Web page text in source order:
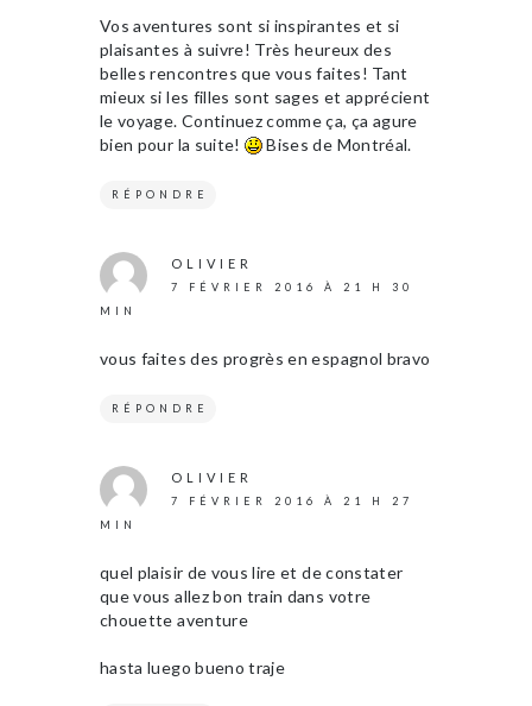
Vos aventures sont si inspirantes et si
plaisantes à suivre! Très heureux des
belles rencontres que vous faites! Tant
mieux si les filles sont sages et apprécient
le voyage. Continuez comme ça, ça agure
bien pour la suite!
Bises de Montréal.
RÉPONDRE
OLIVIER
7 FÉVRIER 2016 À 21 H 30
MIN
vous faites des progrès en espagnol bravo
RÉPONDRE
OLIVIER
7 FÉVRIER 2016 À 21 H 27
MIN
quel plaisir de vous lire et de constater
que vous allez bon train dans votre
chouette aventure
hasta luego bueno traje